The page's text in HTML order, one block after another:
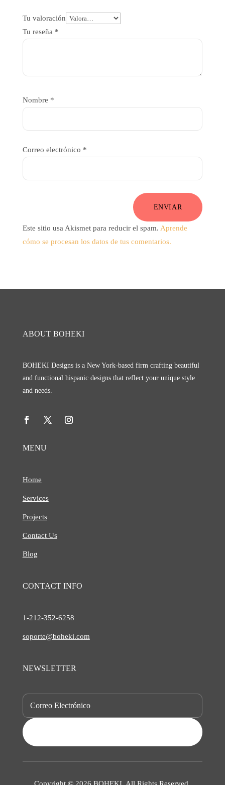
Tu valoración
Tu reseña *
Nombre *
Correo electrónico *
ENVIAR
Este sitio usa Akismet para reducir el spam. Aprende
cómo se procesan los datos de tus comentarios.
ABOUT BOHEKI
BOHEKI Designs is a New York-based firm crafting beautiful
and functional hispanic designs that reflect your unique style
and needs.
MENU
Home
Services
Projects
Contact Us
Blog
CONTACT INFO
1-212-352-6258
soporte@boheki.com
NEWSLETTER
Copyright © 2026 BOHEKI. All Rights Reserved.